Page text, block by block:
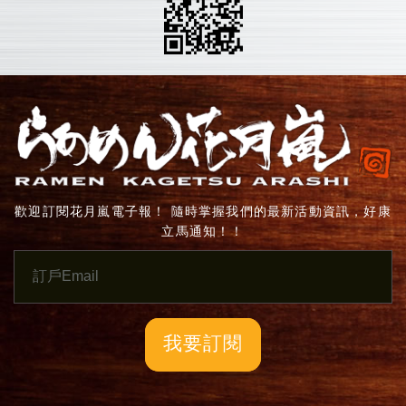
歡迎訂閱花月嵐電子報！ 隨時掌握我們的最新活動資訊，好康
立馬通知！！
我要訂閱